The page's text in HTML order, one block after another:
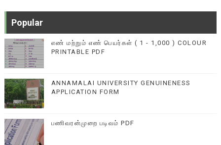
Popular
எண் மற்றும் எண் பெயர்கள் ( 1 - 1,000 ) COLOUR
PRINTABLE PDF
ANNAMALAI UNIVERSITY GENUINENESS
APPLICATION FORM
பணிவரன்முறை படிவம் PDF